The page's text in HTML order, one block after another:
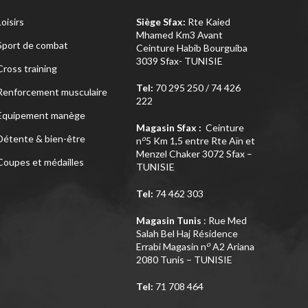
de combat
training
musculaire
manège
& bien-être
et médailles
Siège Sfax: Rte Kaied
Mhamed Km3 Avant
Ceinture Habib Bourguiba
3039 Sfax- TUNISIE
Tel: 70 295 250 / 74 426
222
Magasin Sfax : Ceinture
no5 Km 1,5 entre Rte Aïn et
Menzel Chaker 3072 Sfax –
TUNISIE
Tel: 74 462 303
Magasin Tunis : Rue Med
Salah Bel Haj Résidence
Errabi Magasin noA2 Ariana
2080 Tunis – TUNISIE
Tel: 71 708 464